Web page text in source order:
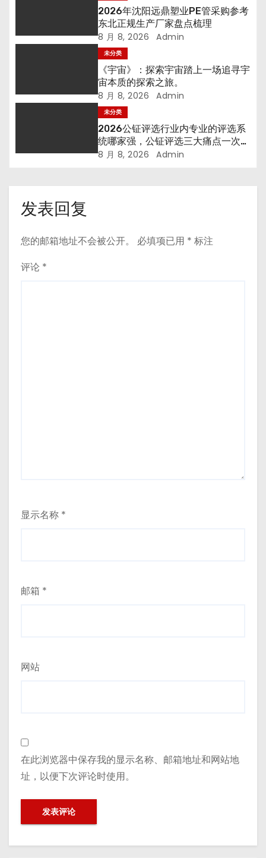
2026年沈阳远鼎塑业PE管采购参考
东北正规生产厂家盘点梳理
8 月 8, 2026 Admin
未分类
《宇宙》：探索宇宙踏上一场追寻宇
宙本质的探索之旅。
8 月 8, 2026 Admin
未分类
2026公钲评选行业内专业的评选系
统哪家强，公钲评选三大痛点一次击
穿
8 月 8, 2026 Admin
发表回复
您的邮箱地址不会被公开。 必填项已用 * 标注
评论 *
显示名称 *
邮箱 *
网站
在此浏览器中保存我的显示名称、邮箱地址和网站地
址，以便下次评论时使用。